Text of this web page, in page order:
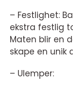
– Festlighet:
ekstra festlig
Maten blir en
skape en
– Ulemper: